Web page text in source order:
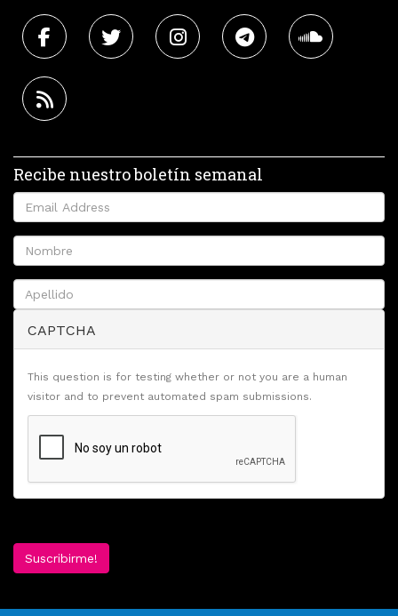
Recibe nuestro boletín semanal
CAPTCHA
This question is for testing whether or not you are a human
visitor and to prevent automated spam submissions.
Suscribirme!